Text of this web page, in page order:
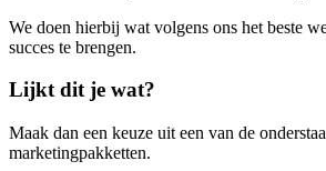
We doen hierbij wat volgens ons het beste
succes te brengen.
Lijkt dit je wat?
Maak dan een keuze uit een van de
marketingpakketten.